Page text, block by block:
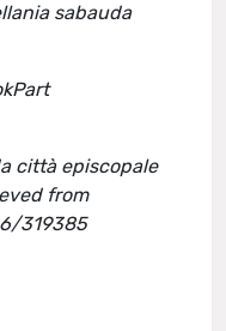
sabauda
città episcopale
from
319385